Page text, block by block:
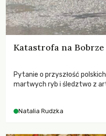
Katastrofa na Bobrze
Pytanie o przyszłość
martwych ryb i śledztwo z
zdarzeń prowadzących do
Natalia Rudzka